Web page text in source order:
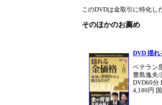
このDVDは金取引に特化し
そのほかのお薦め
DVD 揺れ
ベテラン
豊島逸夫/
DVD60分
4,180円